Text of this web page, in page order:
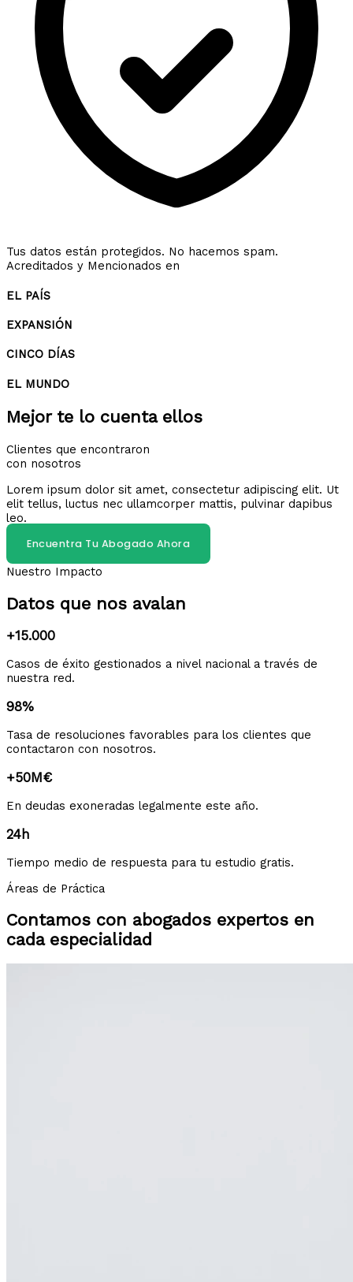
Tus datos están protegidos. No hacemos spam.
Acreditados y Mencionados en
EL PAÍS
EXPANSIÓN
CINCO DÍAS
EL MUNDO
Mejor te lo cuenta ellos
Clientes que encontraron
con nosotros
Lorem ipsum dolor sit amet, consectetur adipiscing elit. Ut
elit tellus, luctus nec ullamcorper mattis, pulvinar dapibus
leo.
Encuentra Tu Abogado Ahora
Nuestro Impacto
Datos que nos avalan
+15.000
Casos de éxito gestionados a nivel nacional a través de
nuestra red.
98%
Tasa de resoluciones favorables para los clientes que
contactaron con nosotros.
+50M€
En deudas exoneradas legalmente este año.
24h
Tiempo medio de respuesta para tu estudio gratis.
Áreas de Práctica
Contamos con abogados expertos en
cada especialidad